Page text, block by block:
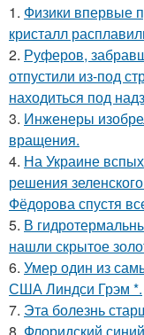
1. Физики впервые
кристалл
2. Руферов,
отпустили из-под
находиться под
3. Инженеры
вращения.
4. На Украине
решения
Фёдорова спустя
5. В
нашли скрытое
6. Умер один из
США Линдси Грэм *.
7. Эта болезнь
8. Флоридский